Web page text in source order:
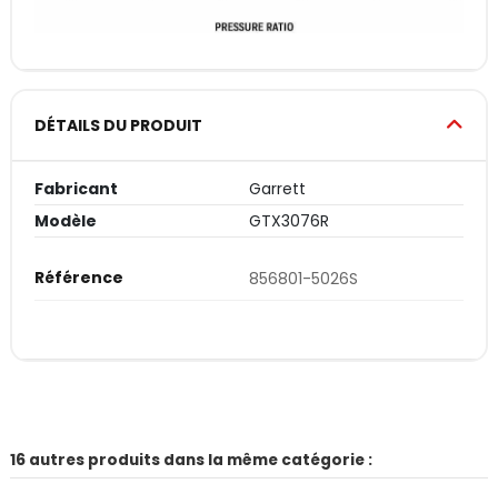
DÉTAILS DU PRODUIT
Fabricant
Garrett
Modèle
GTX3076R
Référence 856801-5026S
16 autres produits dans la même catégorie :